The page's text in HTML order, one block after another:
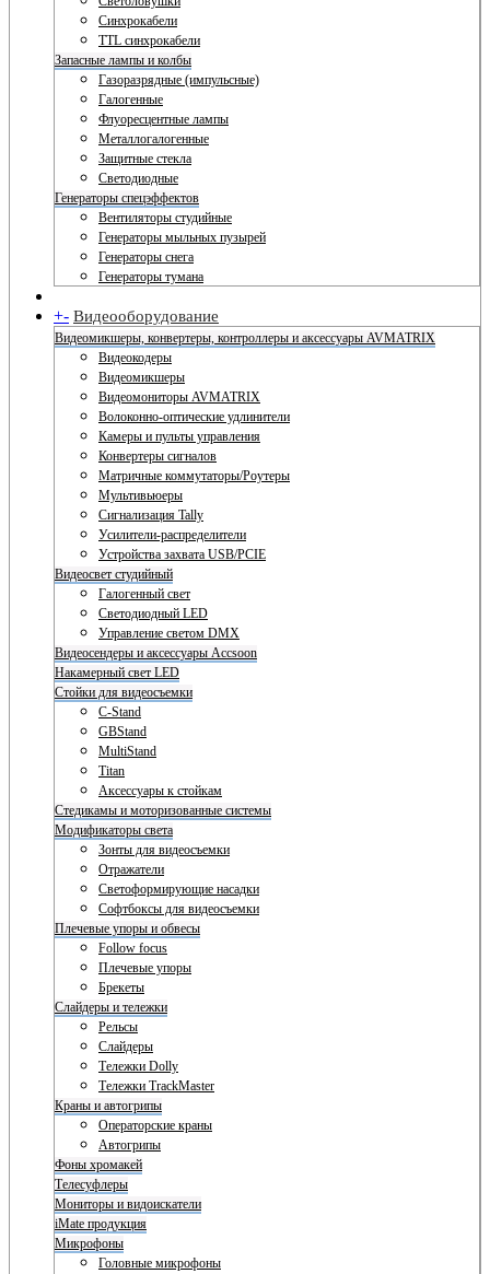
Синхрокабели
TTL синхрокабели
Запасные лампы и колбы
Газоразрядные (импульсные)
Галогенные
Флуоресцентные лампы
Металлогалогенные
Защитные стекла
Светодиодные
Генераторы спецэффектов
Вентиляторы студийные
Генераторы мыльных пузырей
Генераторы снега
Генераторы тумана
+- Видеооборудование
Видеомикшеры, конвертеры, контроллеры и аксессуары AVMATRIX
Видеокодеры
Видеомикшеры
Видеомониторы AVMATRIX
Волоконно-оптические удлинители
Камеры и пульты управления
Конвертеры сигналов
Матричные коммутаторы/Роутеры
Мультивьюеры
Сигнализация Tally
Усилители-распределители
Устройства захвата USB/PCIE
Видеосвет студийный
Галогенный свет
Светодиодный LED
Управление светом DMX
Видеосендеры и аксессуары Accsoon
Накамерный свет LED
Стойки для видеосъемки
C-Stand
GBStand
MultiStand
Titan
Аксессуары к стойкам
Стедикамы и моторизованные системы
Модификаторы света
Зонты для видеосъемки
Отражатели
Светоформирующие насадки
Софтбоксы для видеосъемки
Плечевые упоры и обвесы
Follow focus
Плечевые упоры
Брекеты
Слайдеры и тележки
Рельсы
Слайдеры
Тележки Dolly
Тележки TrackMaster
Краны и автогрипы
Операторские краны
Автогрипы
Фоны хромакей
Телесуфлеры
Мониторы и видоискатели
iMate продукция
Микрофоны
Головные микрофоны